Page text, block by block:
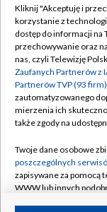
Abonament TVP
Emisja w TVP
Centrum
Naziemna
Rada
System NOS
Informacje o
Kliknij "Akceptuję i
korzystanie z
dostęp do informacji na
przechowywanie oraz
nas, czyli Telewizję
Zaufanych Partnerów z
Partnerów TVP (93 firm)
zautomatyzowanego
mierzenia ich
także zgody na
Twoje dane osobowe
poszczególnych
zapisywane za pomocą
WWW lub innych